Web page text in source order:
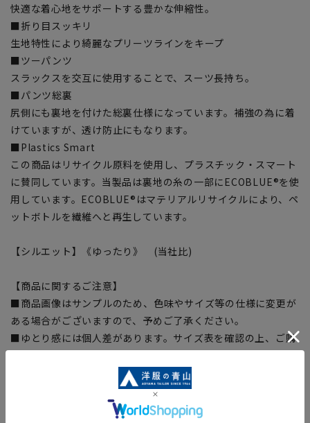
快適な着心地をサポートする豊かな伸縮性。
■折り目スッキリ
生地特性により綺麗なプリーツラインをキープ
■ツーパンツ
スラックスを交互に使用することで、スーツ長持ち。
■パンツ総裏
尻側にも裏地を付けた総裏仕様になっています。補強の為に着
けていますが、透け防止にもなります。
■Plastics Smart
この商品はリサイクル原料を使用し、プラスチック・スマート
に賛同しています。当製品は裏地の糸の一部にECOBLUE®を使
用しています。ECOBLUE®はマテリアルリサイクルにより、ペ
ットボトルを繊維へと再生しています。
【シルエット】《ゆったり》 (当社比)
【商品に関するご注意】
■商品画像はサンプルのため、色味やサイズ等の仕様に変更が
ある場合がございますので、予めご了承ください。
■ゆとり感には個人差があります。サイズ表を確認の上、ご購
入の目安としてご利用ください。
■生地や仕様・デザインにより、着用感や実際のサイズ表に若
干の誤差が生じる場合がございます。予めご了承ください。
■サイズスペックは仕上がりサイズを記載しております。一